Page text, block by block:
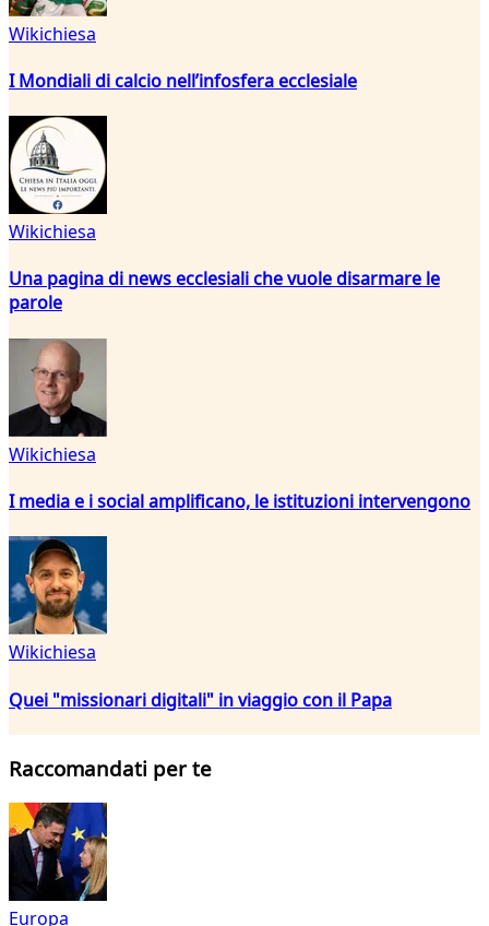
Wikichiesa
I Mondiali di calcio nell’infosfera ecclesiale
Wikichiesa
Una pagina di news ecclesiali che vuole disarmare le
parole
Wikichiesa
I media e i social amplificano, le istituzioni intervengono
Wikichiesa
Quei "missionari digitali" in viaggio con il Papa
Raccomandati per te
Europa